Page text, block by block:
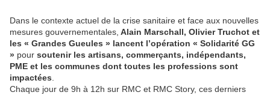
Dans le contexte actuel de la crise sanitaire et face aux nouvelles
mesures gouvernementales, Alain Marschall, Olivier Truchot et
les « Grandes Gueules » lancent l’opération « Solidarité GG
» pour soutenir les artisans, commerçants, indépendants,
PME et les communes dont toutes les professions sont
impactées
Chaque jour de 9h à 12h sur RMC et RMC Story, ces derniers